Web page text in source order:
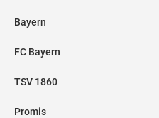
Bayern
FC Bayern
TSV 1860
Promis